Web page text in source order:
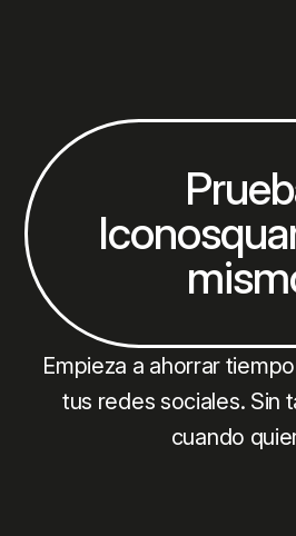
Empieza a ahorrar
tus redes sociales. Sin
cuando